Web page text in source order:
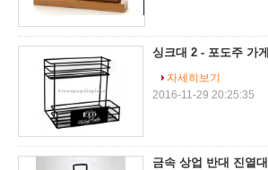
싱크대 2 - 포도주 가
자세히보기
2016-11-29 20:25:35
금속 상업 반대 진열